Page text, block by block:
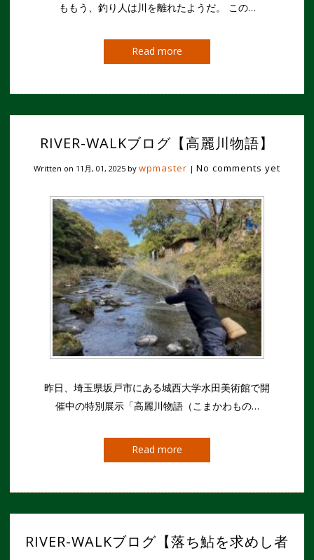
ももう、釣り人は川を離れたようだ。 この…
Read more
RIVER-WALKブログ【高麗川物語】
Written on 11月, 01, 2025 by wpmaster | No comments yet
昨日、埼玉県坂戸市にある城西大学水田美術館で開
催中の特別展示「高麗川物語（こまかわもの…
Read more
RIVER-WALKブログ【落ち鮎を求めし者